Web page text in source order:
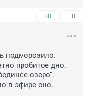
+0 –0
подморозило.
пробитое дно.
озеро”.
в эфире оно.